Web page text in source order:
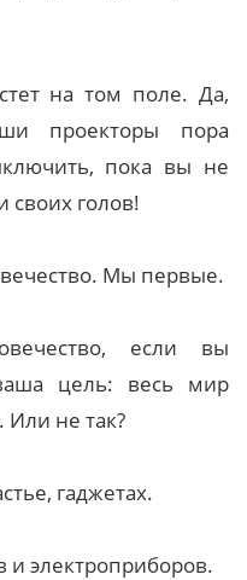
на том поле. Да,
проекторы пора
пока вы не
своих голов!
Мы первые.
если вы
цель: весь мир
не так?
гаджетах.
и электроприборов.